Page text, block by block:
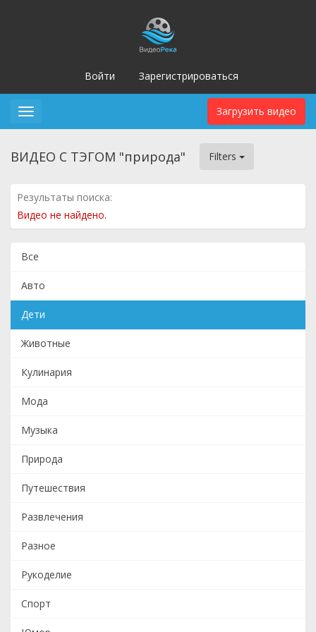
Войти Зарегистрироваться
Загрузить видео
Toggle
ВИДЕО С ТЭГОМ "природа" Filters
Результаты поиска:
Видео не найдено.
Все
Авто
Дети
Животные
Кулинария
Мода
Музыка
Природа
Путешествия
Развлечения
Разное
Рукоделие
Спорт